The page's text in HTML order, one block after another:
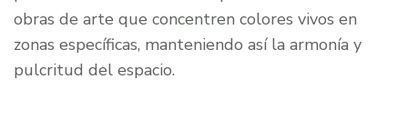
obras de arte que concentren colores vivos en
zonas específicas, manteniendo así la armonía y
pulcritud del espacio.